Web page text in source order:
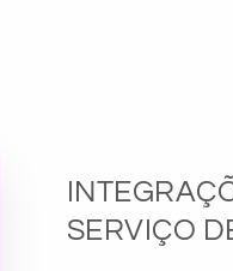
SERVIÇO